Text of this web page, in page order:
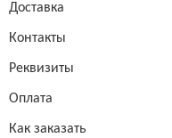
Доставка
Контакты
Реквизиты
Оплата
Как заказать